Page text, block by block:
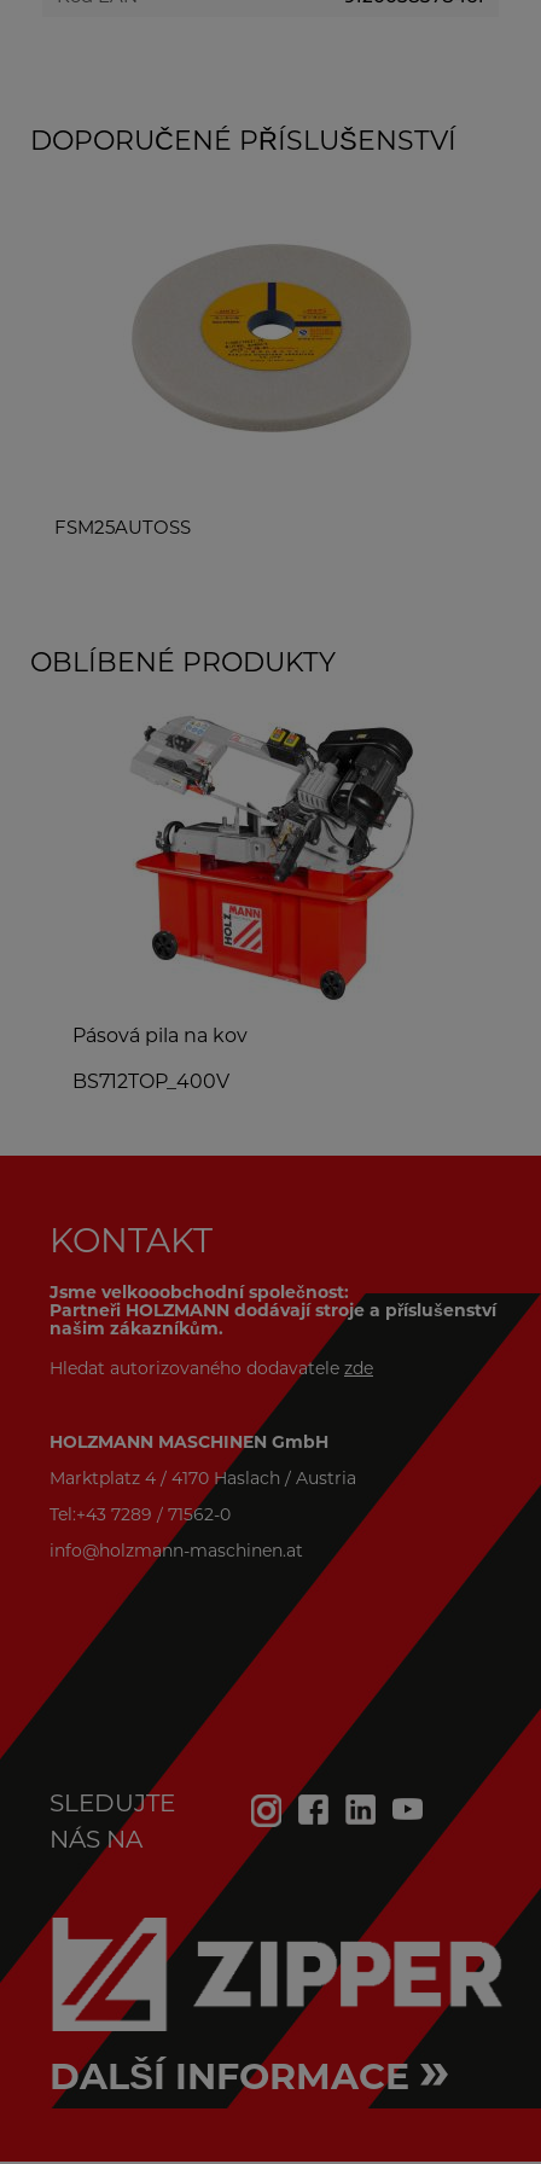
DOPORUČENÉ PŘÍSLUŠENSTVÍ
FSM25AUTOSS
OBLÍBENÉ PRODUKTY
KONTAKT
Jsme velkooobchodní společnost:
Partneři HOLZMANN dodávají stroje a příslušenství
našim zákazníkům.
Hledat autorizovaného dodavatele zde
HOLZMANN MASCHINEN GmbH
Marktplatz 4 / 4170 Haslach / Austria
Tel:+43 7289 / 71562-0
info@holzmann-maschinen.at
SLEDUJTE
NÁS NA
DALŠÍ INFORMACE »